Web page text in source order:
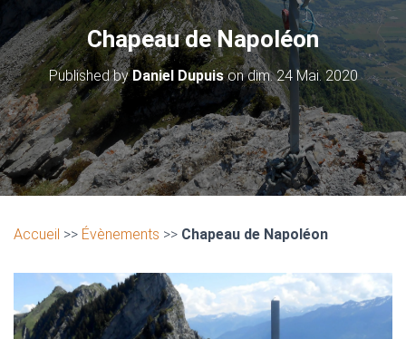
Chapeau de Napoléon
Published byDaniel Dupuisondim. 24 Mai. 2020
Accueil >> Évènements >> Chapeau de Napoléon